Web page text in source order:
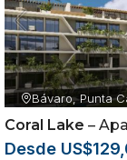
Bávaro, Punta
Coral Lake –
Desde